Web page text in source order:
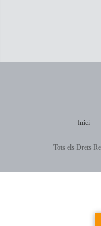
Inici
Tots els Drets